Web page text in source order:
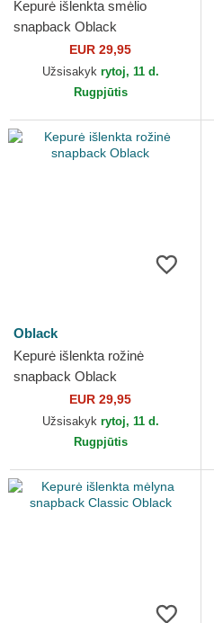
Kepurė išlenkta smėlio
snapback Oblack
EUR 29,95
Užsisakyk rytoj, 11 d.
Rugpjūtis
Oblack
Kepurė išlenkta rožinė
snapback Oblack
EUR 29,95
Užsisakyk rytoj, 11 d.
Rugpjūtis